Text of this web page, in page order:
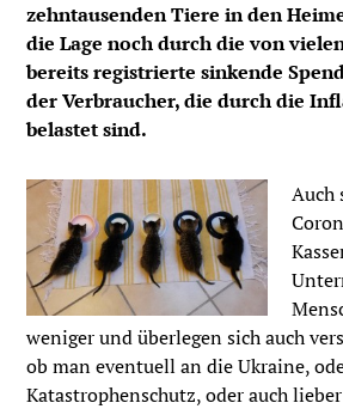
zehntausenden Tiere in den
die Lage noch durch die von
bereits registrierte sinkende
der Verbraucher, die durch die
belastet sind.
Auch
weniger und überlegen sich auch
ob man eventuell an die Ukraine,
Katastrophenschutz, oder auch